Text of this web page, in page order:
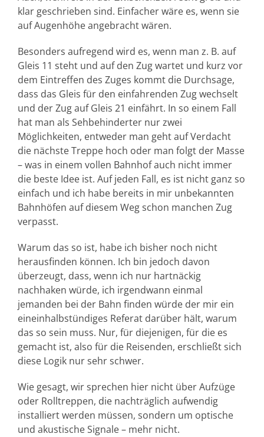
klar geschrieben sind. Einfacher wäre es, wenn sie
auf Augenhöhe angebracht wären.
Besonders aufregend wird es, wenn man z. B. auf
Gleis 11 steht und auf den Zug wartet und kurz vor
dem Eintreffen des Zuges kommt die Durchsage,
dass das Gleis für den einfahrenden Zug wechselt
und der Zug auf Gleis 21 einfährt. In so einem Fall
hat man als Sehbehinderter nur zwei
Möglichkeiten, entweder man geht auf Verdacht
die nächste Treppe hoch oder man folgt der Masse
– was in einem vollen Bahnhof auch nicht immer
die beste Idee ist. Auf jeden Fall, es ist nicht ganz so
einfach und ich habe bereits in mir unbekannten
Bahnhöfen auf diesem Weg schon manchen Zug
verpasst.
Warum das so ist, habe ich bisher noch nicht
herausfinden können. Ich bin jedoch davon
überzeugt, dass, wenn ich nur hartnäckig
nachhaken würde, ich irgendwann einmal
jemanden bei der Bahn finden würde der mir ein
eineinhalbstündiges Referat darüber hält, warum
das so sein muss. Nur, für diejenigen, für die es
gemacht ist, also für die Reisenden, erschließt sich
diese Logik nur sehr schwer.
Wie gesagt, wir sprechen hier nicht über Aufzüge
oder Rolltreppen, die nachträglich aufwendig
installiert werden müssen, sondern um optische
und akustische Signale – mehr nicht.